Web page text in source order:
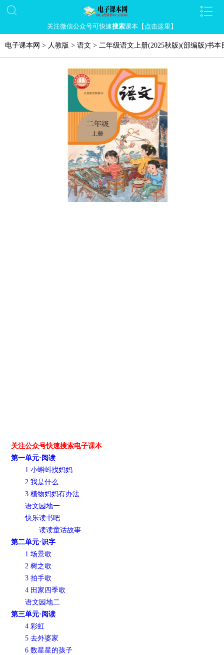
关注微信公众号可快速搜索课本【点击这里】
电子课本网 > 人教版 > 语文 > 二年级语文上册(2025秋版)(部编版)书本
关注公众号快速搜索电子课本
第一单元·阅读
1 小蝌蚪找妈妈
2 我是什么
3 植物妈妈有办法
语文园地一
快乐读书吧
读读童话故事
第二单元·识字
1 场景歌
2 树之歌
3 拍手歌
4 田家四季歌
语文园地二
第三单元·阅读
4 彩虹
5 去外婆家
6 数星星的孩子